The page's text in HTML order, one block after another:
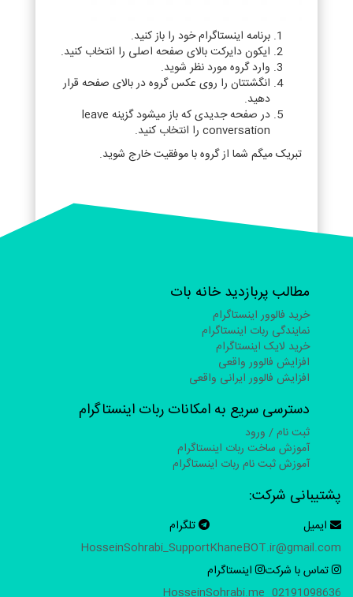
برنامه اینستاگرام خود را باز کنید.
ایکون دایرکت بالای صفحه اصلی را انتخاب کنید.
وارد گروه مورد نظر شوید.
انگشتتان را روی عکس گروه در بالای صفحه قرار
دهید.
در صفحه جدیدی که باز میشود گزینه leave
conversation را انتخاب کنید.
تبریک میگم شما از گروه با موفقیت خارج شوید.
مطالب پربازدید خانه بات
خرید فالوور اینستاگرام
نمایندگی ربات اینستاگرام
خرید لایک اینستاگرام
افزایش فالوور واقعی
افزایش فالوور ایرانی واقعی
دسترسی سریع به امکانات ربات اینستاگرام
ثبت نام / ورود
آموزش ساخت ربات اینستاگرام
آموزش ثبت نام ربات اینستاگرام
پشتیبانی شرکت:
ایمیل
KhaneBOT.ir@gmail.com
تلگرام
HosseinSohrabi_Support
تماس با شرکت
02191098636
اینستاگرام
HosseinSohrabi.me